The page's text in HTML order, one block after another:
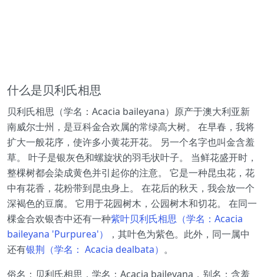
什么是贝利氏相思
贝利氏相思（学名：Acacia baileyana）原产于澳大利亚新
南威尔士州，是豆科金合欢属的常绿高大树。 在早春，我将
扩大一般花序，使许多小黄花开花。 另一个名字也叫金含羞
草。 叶子是银灰色和螺旋状的羽毛状叶子。 当鲜花盛开时，
整棵树都会染成黄色并引起你的注意。 它是一种昆虫花，花
中有花香，花粉带到昆虫身上。 在花后的秋天，我会放一个
深褐色的豆腐。 它用于花园树木，公园树木和切花。 在同一
棵金合欢银杏中还有一种紫叶贝利氏相思（学名：Acacia
baileyana 'Purpurea'）
，其叶色为紫色。此外，同一属中
还有银荆（学名： Acacia dealbata） 。
俗名：贝利氏相思，学名：Acacia baileyana，别名：含羞